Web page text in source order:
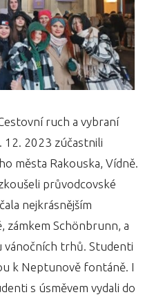
ruch a vybraní
12. 2023 zúčastnili
města Rakouska, Vídně.
průvodcovské
nejkrásnějším
zámkem Schönbrunn, a
vánočních trhů. Studenti
k Neptunově fontáně. I
s úsměvem vydali do